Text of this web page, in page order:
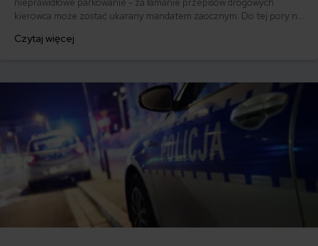
nieprawidłowe parkowanie - za łamanie przepisów drogowych
kierowca może zostać ukarany mandatem zaocznym. Do tej pory na
maja 2019 roku, czasu na uiszczenie należności ma więcej - na
Czytaj więcej